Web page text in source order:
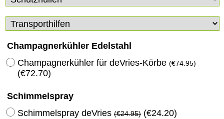
Champagnerkühler Edelstahl
Champagnerkühler für deVries-Körbe (€74.95)
(€72.70)
Schimmelspray
Schimmelspray deVries (€24.95) (€24.20)